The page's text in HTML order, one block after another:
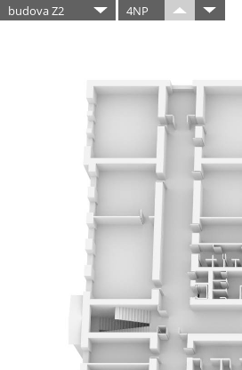
budova Z2 4NP